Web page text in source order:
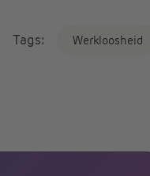
Tags: Werkloosheid